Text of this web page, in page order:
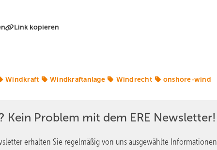
Link kopieren
Windkraft Windkraftanlage Windrecht onshore-wind
Kein Problem mit dem ERE Newsletter!
erhalten Sie regelmäßig von uns ausgewählte Informationen